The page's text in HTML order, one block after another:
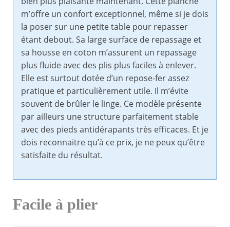
m’offre un confort exceptionnel, même si je dois
la poser sur une petite table pour repasser
étant debout. Sa large surface de repassage et
sa housse en coton m’assurent un repassage
plus fluide avec des plis plus faciles à enlever.
Elle est surtout dotée d’un repose-fer assez
pratique et particulièrement utile. Il m’évite
souvent de brûler le linge. Ce modèle présente
par ailleurs une structure parfaitement stable
avec des pieds antidérapants très efficaces. Et je
dois reconnaitre qu’à ce prix, je ne peux qu’être
satisfaite du résultat.
Facile à plier